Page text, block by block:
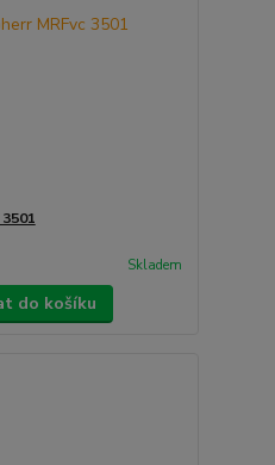
Skladem
do košíku